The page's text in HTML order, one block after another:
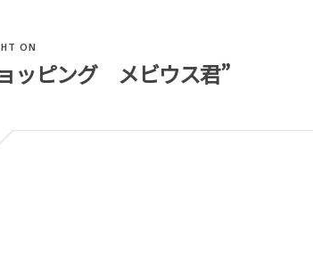
ON
ッピング メビウス君”